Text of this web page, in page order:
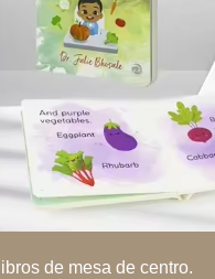
de mesa de centro.